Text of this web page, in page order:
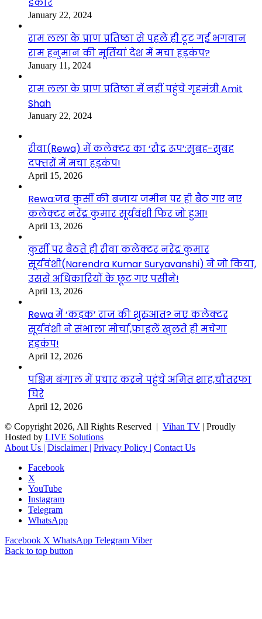
January 22, 2024
राम लला के प्राण प्रतिष्ठा से पहले ही टूट गई भगवान
राम हनुमान की मूर्तियां देश में मचा हड़कंप?
January 11, 2024
राम लला के प्राण प्रतिष्ठा में नहीं पहुंचे गृहमंत्री Amit
Shah
January 22, 2024
रीवा(Rewa) में कलेक्टर का ‘रौद्र रूप’:सुबह-सुबह
दफ्तरों में मचा हड़कंप!
April 15, 2026
Rewa:जब कुर्सी की बजाय जमीन पर ही बैठ गए नए
कलेक्टर नरेंद्र कुमार सूर्यवंशी फिर जो हुआ!
April 13, 2026
कुर्सी पर बैठते ही रीवा कलेक्टर नरेंद्र कुमार
सूर्यवंशी(Narendra Kumar Suryavanshi) ने जो किया,
उससे अधिकारियों के छूट गए पसीने!
April 13, 2026
Rewa में ‘कड़क’ राज की शुरुआत? नए कलेक्टर
सूर्यवंशी ने संभाला मोर्चा,फाइलें खुलते ही मचेगा
हड़कंप!
April 12, 2026
पश्चिम बंगाल में प्रचार करने पहुंचे अमित शाह,चौतरफा
घिरे
April 12, 2026
© Copyright 2026, All Rights Reserved | Vihan TV | Proudly
Hosted by LIVE Solutions
About Us | Disclaimer | Privacy Policy | Contact Us
Facebook
X
YouTube
Instagram
Telegram
WhatsApp
Facebook X WhatsApp Telegram Viber
Back to top button